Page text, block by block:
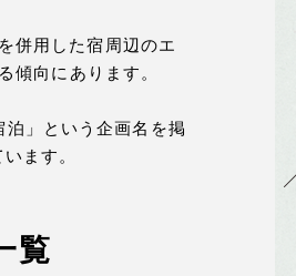
併用した宿周辺のエ
傾向にあります。
泊」という企画名を掲
ます。
覧